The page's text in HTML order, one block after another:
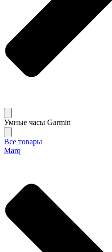
Умные часы Garmin
Все товары
Marq